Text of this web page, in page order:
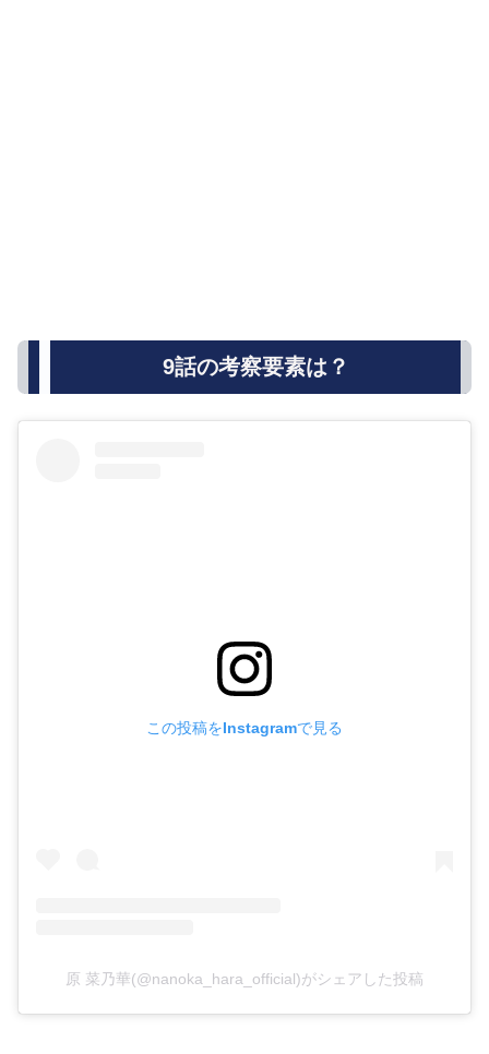
9話の考察要素は？
この投稿をInstagramで見る
原 菜乃華(@nanoka_hara_official)がシェアした投稿